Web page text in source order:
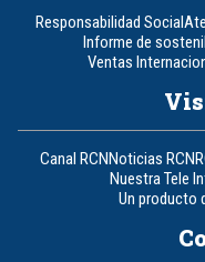
Responsabilidad Social
Informe de
Ventas
Canal RCNNoticias RCN
Nuestra Tele
Un producto